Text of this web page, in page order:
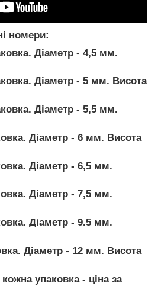
номери:
Діаметр - 4,5 мм.
Діаметр - 5 мм. Висота
Діаметр - 5,5 мм.
Діаметр - 6 мм. Висота
Діаметр - 6,5 мм.
Діаметр - 7,5 мм.
Діаметр - 9.5 мм.
Діаметр - 12 мм. Висота
упаковка - ціна за